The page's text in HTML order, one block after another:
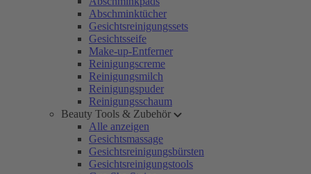
Abschminktücher
Gesichtsreinigungssets
Gesichtsseife
Make-up-Entferner
Reinigungscreme
Reinigungsmilch
Reinigungspuder
Reinigungsschaum
Beauty Tools & Zubehör
Alle anzeigen
Gesichtsmassage
Gesichtsreinigungsbürsten
Gesichtsreinigungstools